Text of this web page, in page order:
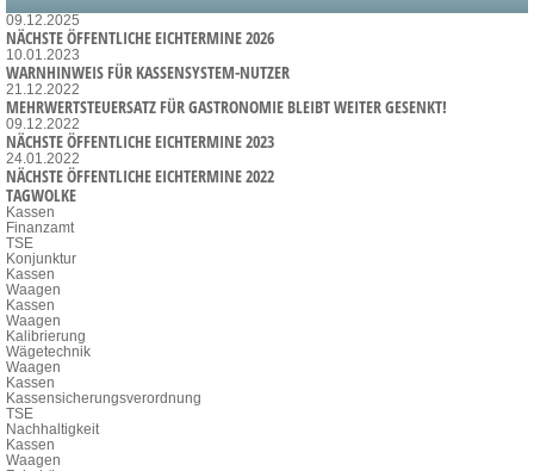
09.12.2025
NÄCHSTE ÖFFENTLICHE EICHTERMINE 2026
10.01.2023
WARNHINWEIS FÜR KASSENSYSTEM-NUTZER
21.12.2022
MEHRWERTSTEUERSATZ FÜR GASTRONOMIE BLEIBT WEITER GESENKT!
09.12.2022
NÄCHSTE ÖFFENTLICHE EICHTERMINE 2023
24.01.2022
NÄCHSTE ÖFFENTLICHE EICHTERMINE 2022
TAGWOLKE
Kassen
Finanzamt
TSE
Konjunktur
Kassen
Waagen
Kassen
Waagen
Kalibrierung
Wägetechnik
Waagen
Kassen
Kassensicherungsverordnung
TSE
Nachhaltigkeit
Kassen
Waagen